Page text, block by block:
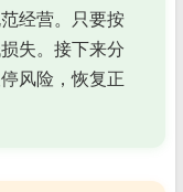
经营。只要按
失。接下来分
风险，恢复正